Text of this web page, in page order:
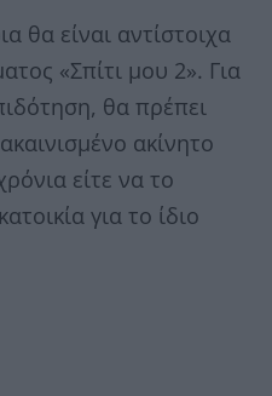
θα είναι αντίστοιχα
«Σπίτι μου 2». Για
θα πρέπει
ακίνητο
είτε να το
για το ίδιο